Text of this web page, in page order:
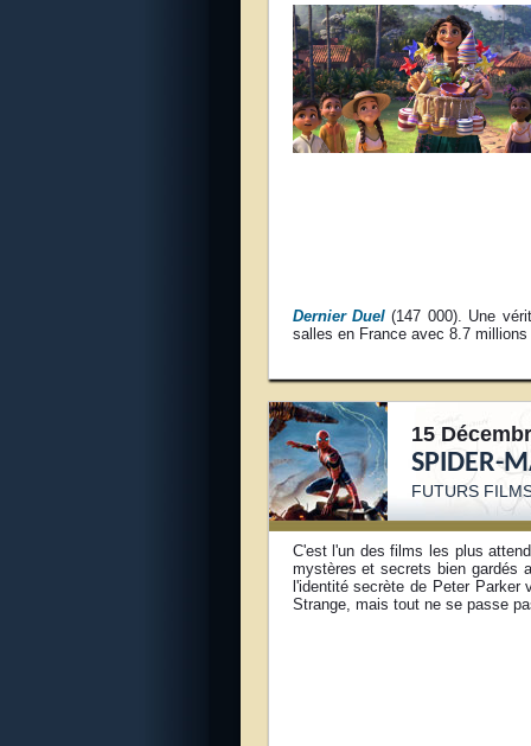
Dernier Duel(147 000). Une
salles en France avec 8.7
15
SPIDER-
FUTURS
C'est l'un des films les plus
mystères et secrets bien
l'identité secrète de Peter
Strange, mais tout ne se passe